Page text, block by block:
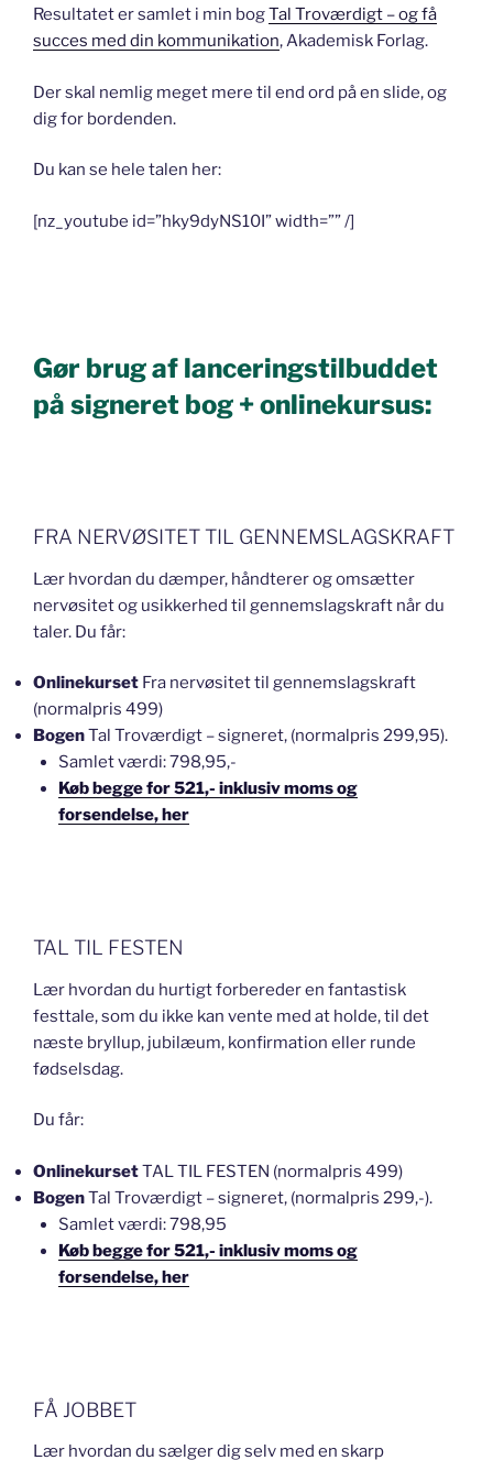
Resultatet er samlet i min bogTal Troværdigt – og få
succes med din kommunikation, Akademisk Forlag.
Der skal nemlig meget mere til end ord på en slide, og
dig for bordenden.
Du kan se hele talen her:
[nz_youtube id=”hky9dyNS10I” width=”” /]
Gør brug af lanceringstilbuddet
på signeret bog + onlinekursus:
FRA NERVØSITET TIL GENNEMSLAGSKRAFT
Lær hvordan du dæmper, håndterer og omsætter
nervøsitet og usikkerhed til gennemslagskraft når du
taler. Du får:
Onlinekurset Fra nervøsitet til gennemslagskraft
(normalpris 499)
BogenTal Troværdigt – signeret, (normalpris 299,95).
Samlet værdi: 798,95,-
Køb begge for 521,- inklusiv moms og
forsendelse, her
TAL TIL FESTEN
Lær hvordan du hurtigt forbereder en fantastisk
festtale, som du ikke kan vente med at holde, til det
næste bryllup, jubilæum, konfirmation eller runde
fødselsdag.
Du får:
OnlinekursetTAL TIL FESTEN (normalpris 499)
BogenTal Troværdigt – signeret, (normalpris 299,-).
Samlet værdi: 798,95
Køb begge for 521,- inklusiv moms og
forsendelse, her
FÅ JOBBET
Lær hvordan du sælger dig selv med en skarp